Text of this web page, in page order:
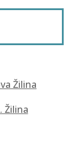
Žilina
Žilina